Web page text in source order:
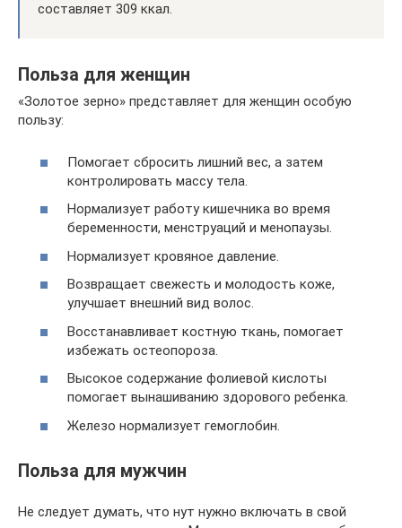
составляет 309 ккал.
Польза для женщин
«Золотое зерно» представляет для женщин особую
пользу:
Помогает сбросить лишний вес, а затем
контролировать массу тела.
Нормализует работу кишечника во время
беременности, менструаций и менопаузы.
Нормализует кровяное давление.
Возвращает свежесть и молодость коже,
улучшает внешний вид волос.
Восстанавливает костную ткань, помогает
избежать остеопороза.
Высокое содержание фолиевой кислоты
помогает вынашиванию здорового ребенка.
Железо нормализует гемоглобин.
Польза для мужчин
Не следует думать, что нут нужно включать в свой